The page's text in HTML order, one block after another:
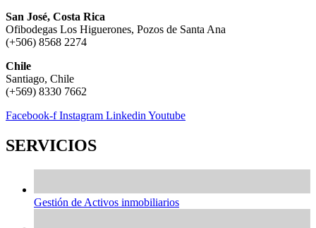
San José, Costa Rica
Ofibodegas Los Higuerones, Pozos de Santa Ana
(+506) 8568 2274
Chile
Santiago, Chile
(+569) 8330 7662
Facebook-f Instagram Linkedin Youtube
SERVICIOS
Gestión de Activos inmobiliarios